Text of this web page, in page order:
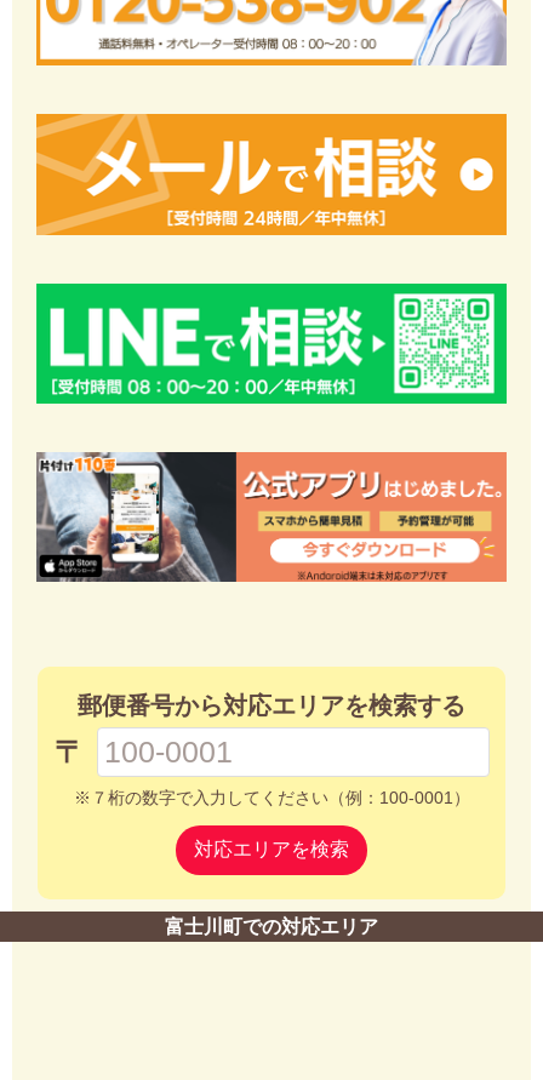
郵便番号から対応エリアを検索する
〒
※７桁の数字で入力してください（例：100-0001）
対応エリアを検索
富士川町での対応エリア